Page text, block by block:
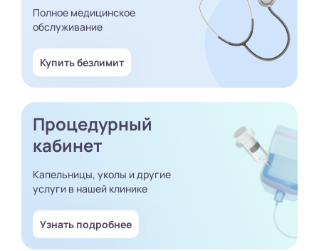
Полное медицинское
обслуживание
Купить безлимит
Процедурный
кабинет
Капельницы, уколы и другие
услуги в нашей клинике
Узнать подробнее